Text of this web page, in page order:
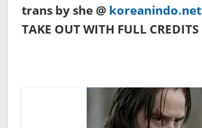
trans by she @ koreanindo.net
TAKE OUT WITH FULL CREDITS